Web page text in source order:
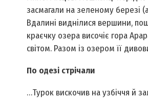
засмагали на зеленому березі
Вдалині виднілися вершини,
краєчку озера височіє гора
світом. Разом із озером її
По одезі стрічали
…Турок вискочив на узбіччя й